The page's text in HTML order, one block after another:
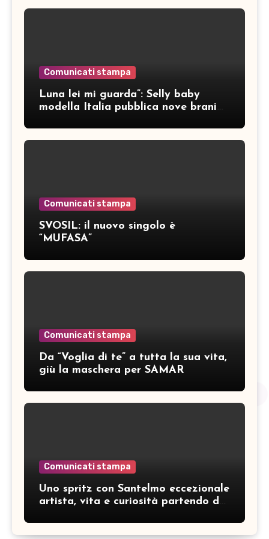
Comunicati stampa
Luna lei mi guarda”: Selly baby
modella Italia pubblica nove brani
Comunicati stampa
SVOSIL: il nuovo singolo è
“MUFASA”
Comunicati stampa
Da “Voglia di te” a tutta la sua vita,
giù la maschera per SAMAR
Comunicati stampa
Uno spritz con Santelmo eccezionale
artista, vita e curiosità partendo da